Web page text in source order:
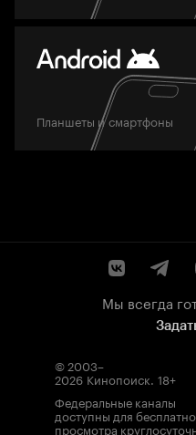
Планшеты и смартфоны
Мы всегда
© 2003–
2026 Кинопоиск. 18+
Федеральные каналы
доступны для
просмотра